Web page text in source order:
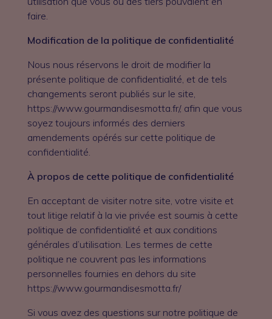
faire.
Modification de la politique de confidentialité
Nous nous réservons le droit de modifier la
présente politique de confidentialité, et de tels
changements seront publiés sur le site,
https://www.gourmandisesmotta.fr/, afin que vous
soyez toujours informés des derniers
amendements opérés sur cette politique de
confidentialité.
À propos de cette politique de confidentialité
En acceptant de visiter notre site, votre visite et
tout litige relatif à la vie privée est soumis à cette
politique de confidentialité et aux conditions
générales d’utilisation. Les termes de cette
politique ne couvrent pas les informations
personnelles fournies en dehors du site
https://www.gourmandisesmotta.fr/
Si vous avez des questions sur notre politique de